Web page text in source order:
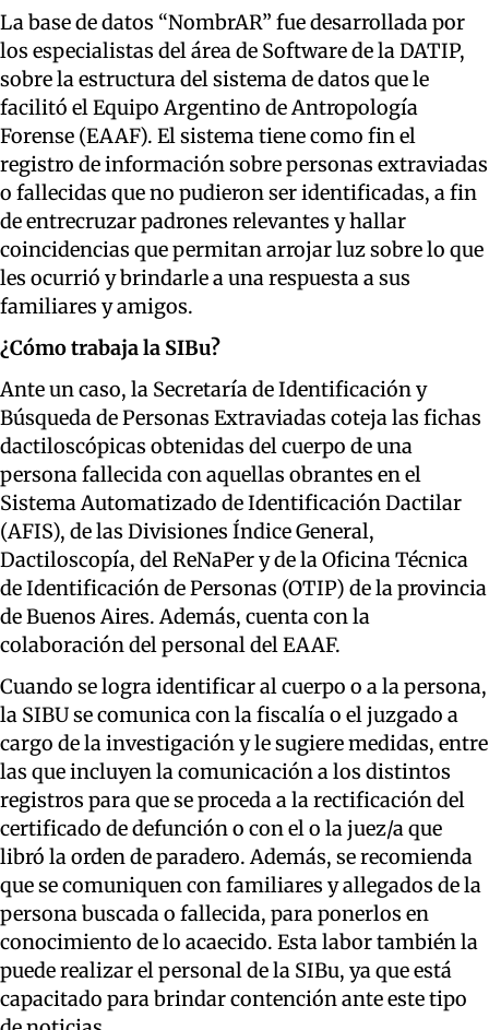
La base de datos “NombrAR” fue desarrollada por
los especialistas del área de Software de la DATIP,
sobre la estructura del sistema de datos que le
facilitó el Equipo Argentino de Antropología
Forense (EAAF). El sistema tiene como fin el
registro de información sobre personas extraviadas
o fallecidas que no pudieron ser identificadas, a fin
de entrecruzar padrones relevantes y hallar
coincidencias que permitan arrojar luz sobre lo que
les ocurrió y brindarle a una respuesta a sus
familiares y amigos.
¿Cómo trabaja la SIBu?
Ante un caso, la Secretaría de Identificación y
Búsqueda de Personas Extraviadas coteja las fichas
dactiloscópicas obtenidas del cuerpo de una
persona fallecida con aquellas obrantes en el
Sistema Automatizado de Identificación Dactilar
(AFIS), de las Divisiones Índice General,
Dactiloscopía, del ReNaPer y de la Oficina Técnica
de Identificación de Personas (OTIP) de la provincia
de Buenos Aires. Además, cuenta con la
colaboración del personal del EAAF.
Cuando se logra identificar al cuerpo o a la persona,
la SIBU se comunica con la fiscalía o el juzgado a
cargo de la investigación y le sugiere medidas, entre
las que incluyen la comunicación a los distintos
registros para que se proceda a la rectificación del
certificado de defunción o con el o la juez/a que
libró la orden de paradero. Además, se recomienda
que se comuniquen con familiares y allegados de la
persona buscada o fallecida, para ponerlos en
conocimiento de lo acaecido. Esta labor también la
puede realizar el personal de la SIBu, ya que está
capacitado para brindar contención ante este tipo